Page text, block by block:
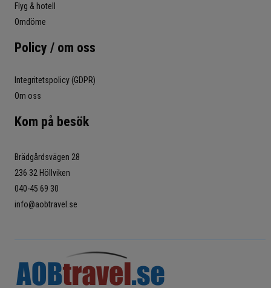
Flyg & hotell
Omdöme
Policy / om oss
Integritetspolicy (GDPR)
Om oss
Kom på besök
Brädgårdsvägen 28
236 32 Höllviken
040-45 69 30
info@aobtravel.se